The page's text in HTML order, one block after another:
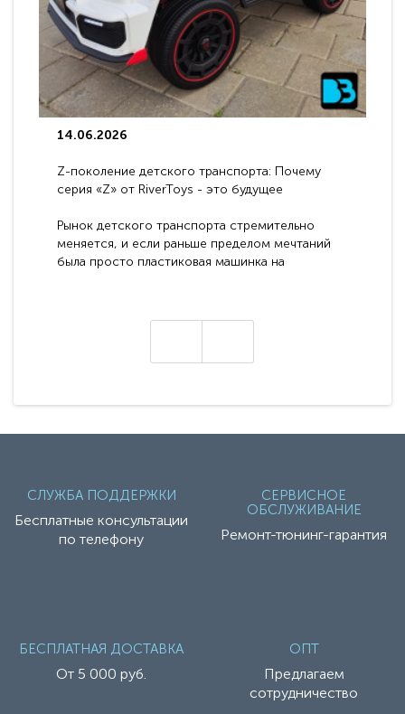
14.06.2026
Z-поколение детского транспорта: Почему
серия «Z» от RiverToys - это будущее
Рынок детского транспорта стремительно
меняется, и если раньше пределом мечтаний
была просто пластиковая машинка на
СЛУЖБА ПОДДЕРЖКИ
Бесплатные консультации
по телефону
СЕРВИСНОЕ
ОБСЛУЖИВАНИЕ
Ремонт-тюнинг-гарантия
БЕСПЛАТНАЯ ДОСТАВКА
От 5 000 руб.
ОПТ
Предлагаем
сотрудничество